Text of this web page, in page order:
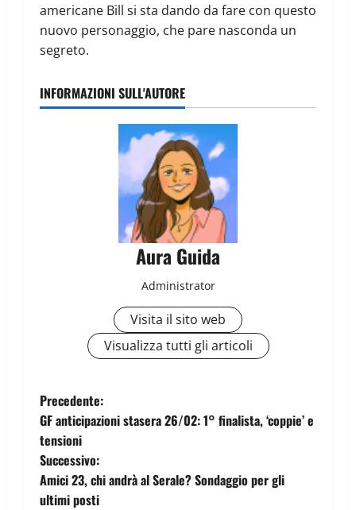
americane Bill si sta dando da fare con questo
nuovo personaggio, che pare nasconda un
segreto.
INFORMAZIONI SULL'AUTORE
Aura Guida
Administrator
Visita il sito web
Visualizza tutti gli articoli
Precedente:
GF anticipazioni stasera 26/02: 1° finalista, ‘coppie’ e
tensioni
Successivo:
Amici 23, chi andrà al Serale? Sondaggio per gli
ultimi posti